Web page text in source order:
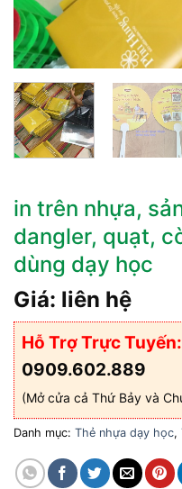
in trên nhựa,
dangler, quạt,
dùng dạy học
Giá: liên hệ
Hỗ Trợ Trực Tuyến:
0909.602.889
(Mở cửa cả Thứ Bảy và
Danh mục: Thẻ nhựa dạy học,